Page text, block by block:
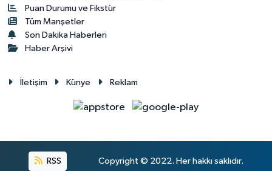
Puan Durumu ve Fikstür
Tüm Manşetler
Son Dakika Haberleri
Haber Arşivi
İletişim Künye Reklam
RSS Copyright © 2022. Her hakkı saklıdır.